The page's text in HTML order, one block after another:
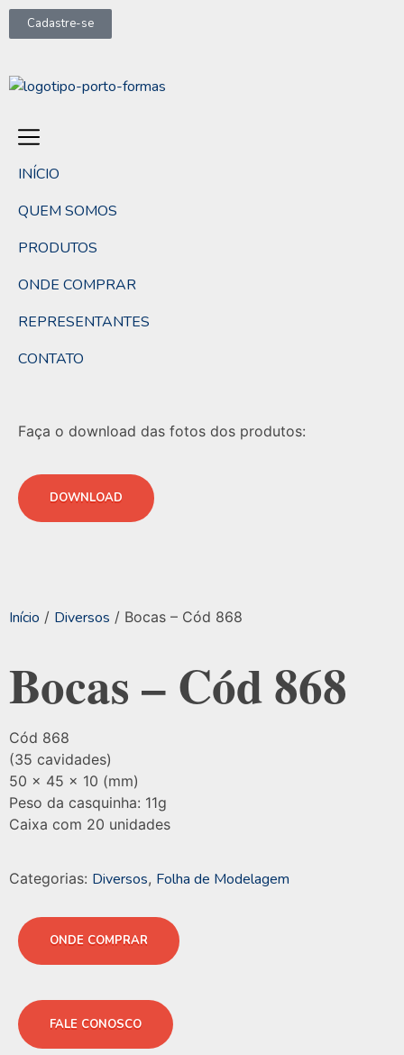
Cadastre-se
INÍCIO
QUEM SOMOS
PRODUTOS
ONDE COMPRAR
REPRESENTANTES
CONTATO
Faça o download das fotos dos produtos:
DOWNLOAD
Início / Diversos / Bocas – Cód 868
Bocas – Cód 868
Cód 868
(35 cavidades)
50 x 45 x 10 (mm)
Peso da casquinha: 11g
Caixa com 20 unidades
Categorias: Diversos, Folha de Modelagem
ONDE COMPRAR
FALE CONOSCO